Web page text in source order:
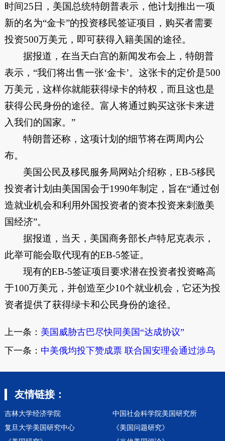
时间25日，美国总统特朗普表示，他计划推出一项
新的名为“金卡”的投资移民签证项目，购买者需要
投资500万美元，即可获得入籍美国的途径。
据报道，在当天白宫的新闻发布会上，特朗普
表示，“我们将出售一张‘金卡’。这张卡的定价是500
万美元，这样你就能获得绿卡的特权，而且这也是
获得公民身份的途径。富人将通过购买这张卡来进
入我们的国家。”
特朗普还称，这项计划的细节将在两周内公
布。
美国公民及移民服务局网站介绍称，EB-5移民
投资者计划由美国国会于1990年制定，旨在“通过创
造就业机会和利用外国投资者的资本投资来刺激美
国经济”。
据报道，当天，美国商务部长卢特尼克表示，
此举可能会取代现有的EB-5签证。
现有的EB-5签证项目要求潜在投资者投资略高
于100万美元，并创造至少10个就业机会，它还为投
资者提供了获得绿卡和公民身份的途径。
上一条： 美国威胁古巴尽快同美国“达成协议”
下一条： 中美俄均投下赞成票 联合国安理会通过涉乌
友情链接：
吉林大学经济学院
中国社会科学院美国研究所
复旦大学美国研究中心
《美国问题研究》